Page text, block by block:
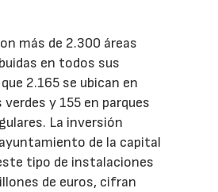
más de 2.300 áreas
en todos sus
2.165 se ubican en
y 155 en parques
La inversión
de la capital
tipo de instalaciones
de euros, cifran